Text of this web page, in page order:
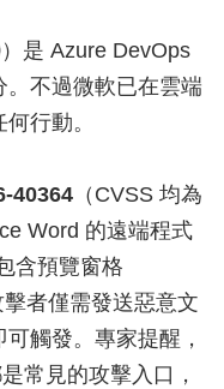
是 Azure DevOps
。不過微軟已在雲端
行動。
40364（CVSS 均為
Word 的遠端程式
含預覽窗格
者僅需發送惡意文
觸發。專家提醒，
常見的攻擊入口，